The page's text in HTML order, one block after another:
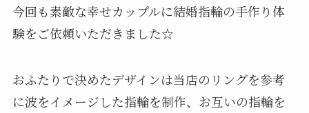
今回も素敵な幸せカップルに結婚指輪の手作り体
験をご依頼いただきました☆
おふたりで決めたデザインは当店のリングを参考
に波をイメージした指輪を制作、お互いの指輪を